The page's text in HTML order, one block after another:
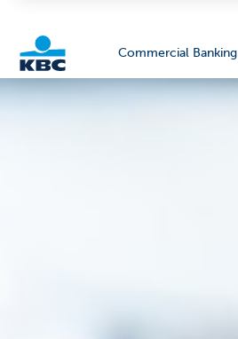
Commercial Banking